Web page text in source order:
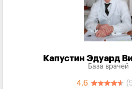
Капустин Эдуард
База врачей
4.6